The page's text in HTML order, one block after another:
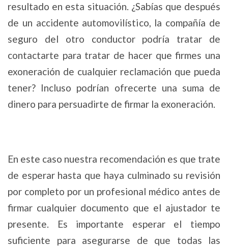
resultado en esta situación. ¿Sabías que después
de un accidente automovilístico, la compañía de
seguro del otro conductor podría tratar de
contactarte para tratar de hacer que firmes una
exoneración de cualquier reclamación que pueda
tener? Incluso podrían ofrecerte una suma de
dinero para persuadirte de firmar la exoneración.
En este caso nuestra recomendación es que trate
de esperar hasta que haya culminado su revisión
por completo por un profesional médico antes de
firmar cualquier documento que el ajustador te
presente. Es importante esperar el tiempo
suficiente para asegurarse de que todas las